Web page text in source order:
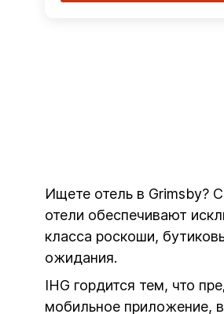
Ищете отель в Grimsby?
отели обеспечивают
класса роскоши,
ожидания.
IHG гордится тем, что
мобильное приложение,